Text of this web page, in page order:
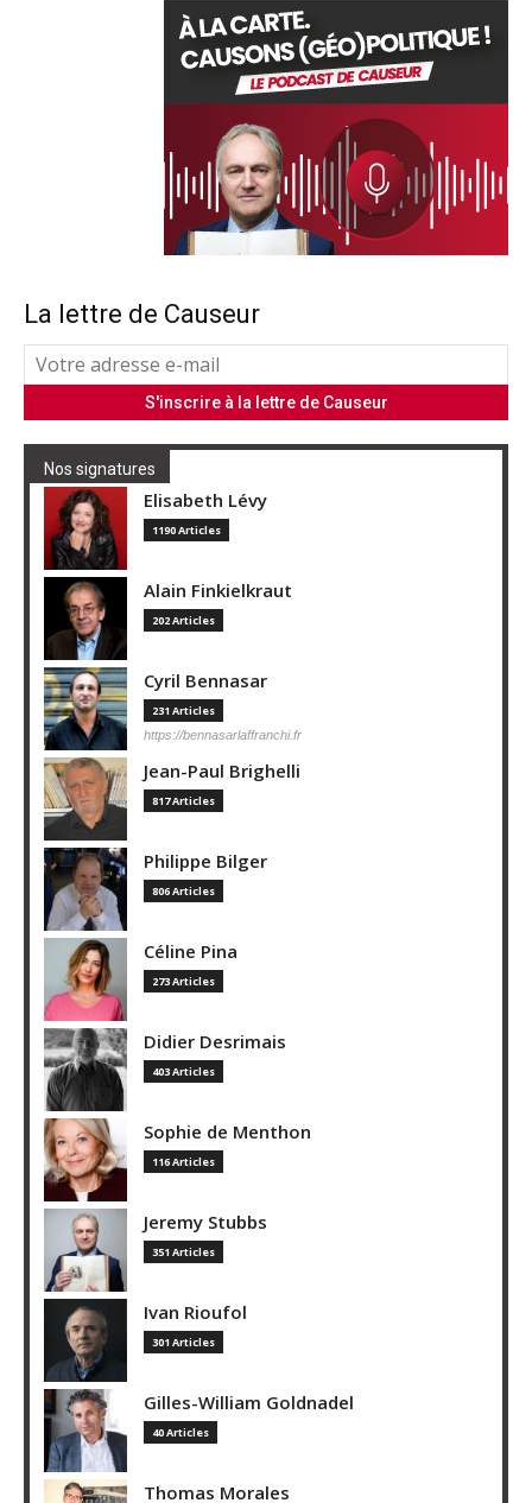
La lettre de Causeur
Nos signatures
Elisabeth Lévy
1190 Articles
Alain Finkielkraut
202 Articles
Cyril Bennasar
231 Articles
https://bennasarlaffranchi.fr
Jean-Paul Brighelli
817 Articles
Philippe Bilger
806 Articles
Céline Pina
273 Articles
Didier Desrimais
403 Articles
Sophie de Menthon
116 Articles
Jeremy Stubbs
351 Articles
Ivan Rioufol
301 Articles
Gilles-William Goldnadel
40 Articles
Thomas Morales